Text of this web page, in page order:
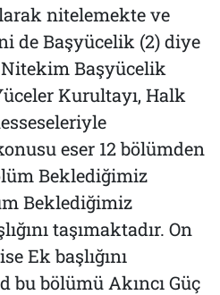
nitelemekte ve
de Başyücelik (2) diye
Başyücelik
Kurultayı, Halk
eser 12 bölümden
Beklediğimiz
Beklediğimiz
taşımaktadır. On
Ek başlığını
bu bölümü Akıncı Güç